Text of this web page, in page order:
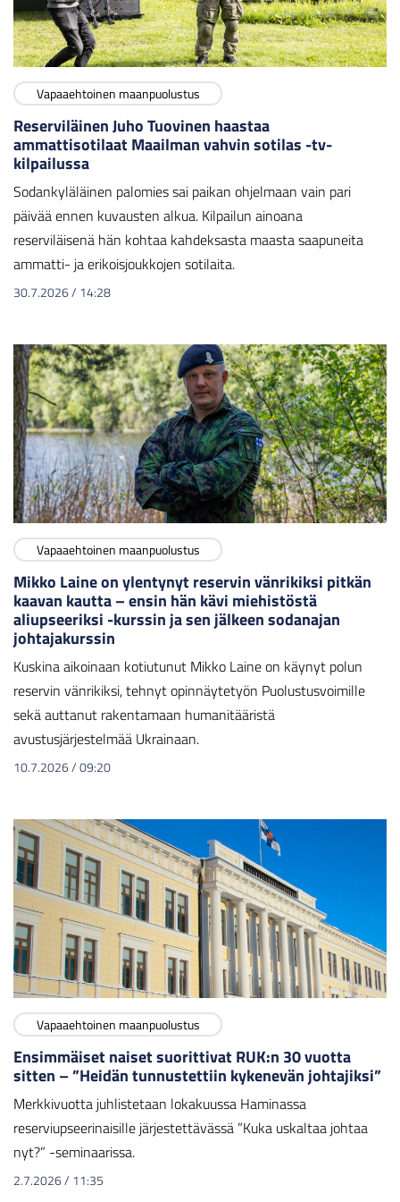
Vapaaehtoinen maanpuolustus
Reserviläinen Juho Tuovinen haastaa
ammattisotilaat Maailman vahvin sotilas -tv-
kilpailussa
Sodankyläläinen palomies sai paikan ohjelmaan vain pari
päivää ennen kuvausten alkua. Kilpailun ainoana
reserviläisenä hän kohtaa kahdeksasta maasta saapuneita
ammatti- ja erikoisjoukkojen sotilaita.
30.7.2026/ 14:28
Vapaaehtoinen maanpuolustus
Mikko Laine on ylentynyt reservin vänrikiksi pitkän
kaavan kautta – ensin hän kävi miehistöstä
aliupseeriksi -kurssin ja sen jälkeen sodanajan
johtajakurssin
Kuskina aikoinaan kotiutunut Mikko Laine on käynyt polun
reservin vänrikiksi, tehnyt opinnäytetyön Puolustusvoimille
sekä auttanut rakentamaan humanitääristä
avustusjärjestelmää Ukrainaan.
10.7.2026/09:20
Vapaaehtoinen maanpuolustus
Ensimmäiset naiset suorittivat RUK:n 30 vuotta
sitten – ”Heidän tunnustettiin kykenevän johtajiksi”
Merkkivuotta juhlistetaan lokakuussa Haminassa
reserviupseerinaisille järjestettävässä ”Kuka uskaltaa johtaa
nyt?” -seminaarissa.
2.7.2026/ 11:35